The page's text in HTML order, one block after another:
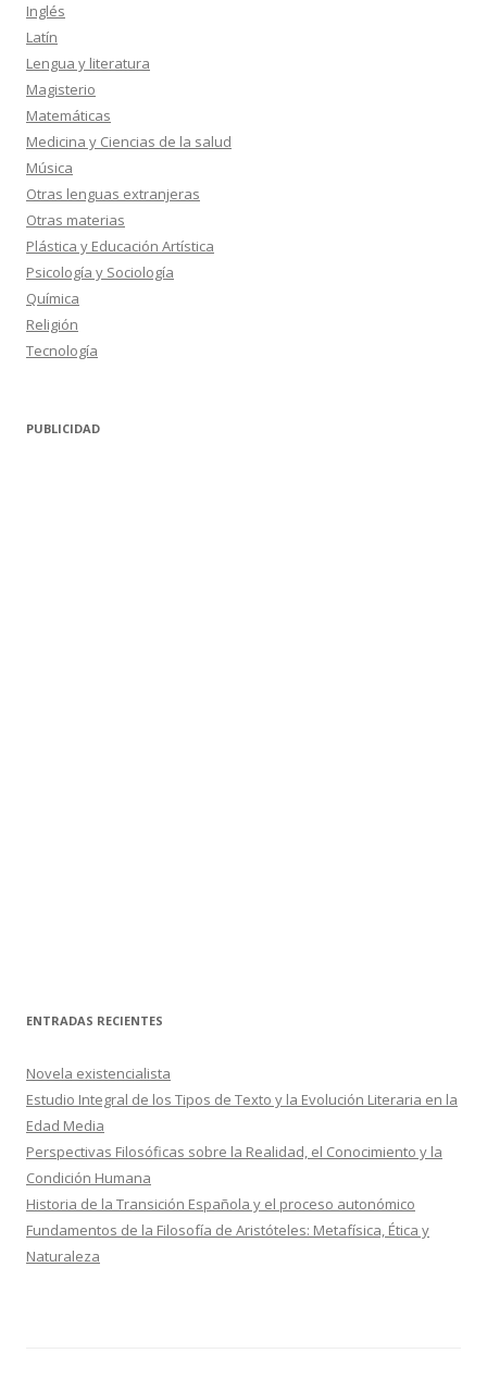
Inglés
Latín
Lengua y literatura
Magisterio
Matemáticas
Medicina y Ciencias de la salud
Música
Otras lenguas extranjeras
Otras materias
Plástica y Educación Artística
Psicología y Sociología
Química
Religión
Tecnología
PUBLICIDAD
ENTRADAS RECIENTES
Novela existencialista
Estudio Integral de los Tipos de Texto y la Evolución Literaria en la
Edad Media
Perspectivas Filosóficas sobre la Realidad, el Conocimiento y la
Condición Humana
Historia de la Transición Española y el proceso autonómico
Fundamentos de la Filosofía de Aristóteles: Metafísica, Ética y
Naturaleza